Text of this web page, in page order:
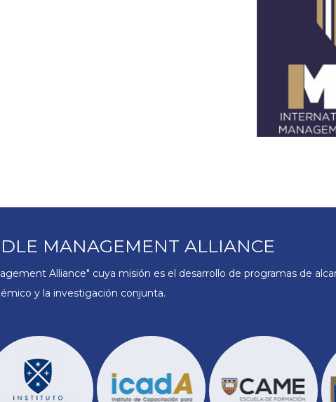
MANAGEMENT ALLIANCE
Alliance" cuya misión es el desarrollo de programas de
y la investigación conjunta.